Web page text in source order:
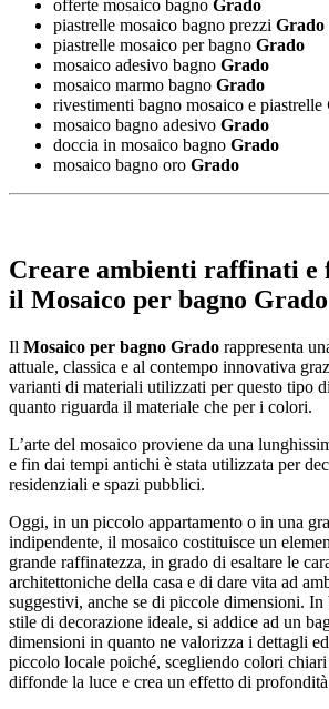
offerte mosaico bagno Grado
piastrelle mosaico bagno prezzi Grado
piastrelle mosaico per bagno Grado
mosaico adesivo bagno Grado
mosaico marmo bagno Grado
rivestimenti bagno mosaico e piastrelle
mosaico bagno adesivo Grado
doccia in mosaico bagno Grado
mosaico bagno oro Grado
Creare ambienti raffinati e
il Mosaico per bagno Grado
Il Mosaico per bagno Grado rappresenta
attuale, classica e al contempo innovativa
varianti di materiali utilizzati per questo tipo
quanto riguarda il materiale che per i colori.
L’arte del mosaico proviene da una
e fin dai tempi antichi è stata utilizzata per
residenziali e spazi pubblici.
Oggi, in un piccolo appartamento o in una
indipendente, il mosaico costituisce un
grande raffinatezza, in grado di esaltare le
architettoniche della casa e di dare vita ad
suggestivi, anche se di piccole dimensioni.
stile di decorazione ideale, si addice ad un
dimensioni in quanto ne valorizza i dettagli
piccolo locale poiché, scegliendo colori
diffonde la luce e crea un effetto di